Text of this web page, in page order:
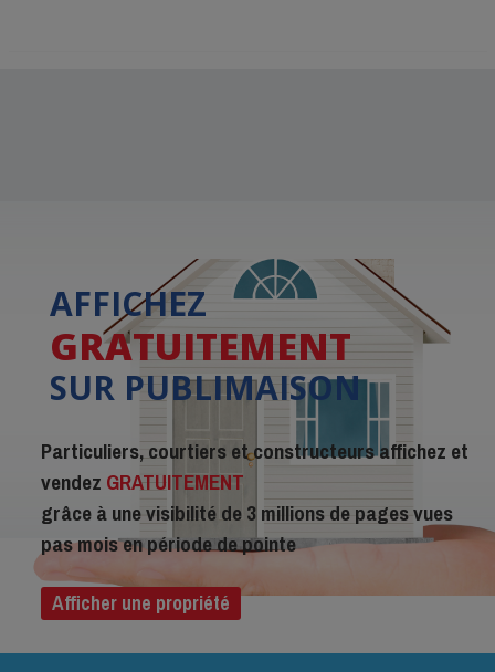
AFFICHEZ
GRATUITEMENT
SUR PUBLIMAISON
Particuliers, courtiers et constructeurs affichez et
vendez GRATUITEMENT
grâce à une visibilité de 3 millions de pages vues
pas mois en période de pointe
Afficher une propriété